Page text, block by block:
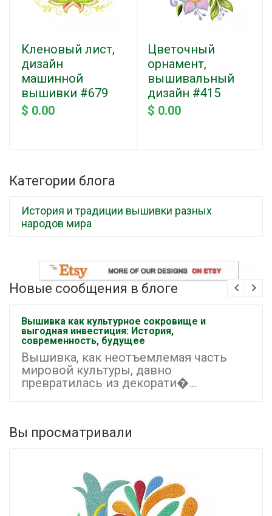
Кленовый лист,
дизайн
машинной
вышивки #679
$ 0.00
Цветочный
орнамент,
вышивальный
дизайн #415
$ 0.00
Категории блога
История и традиции вышивки разных
народов мира
Новые сообщения в блоге
Вышивка как культурное сокровище и
выгодная инвестиция: История,
современность, будущее
Вышивка, как неотъемлемая часть
мировой культуры, давно
превратилась из декорати�...
Вы просматривали